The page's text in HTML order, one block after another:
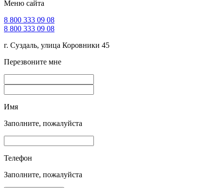
Меню сайта
8 800 333 09 08
8 800 333 09 08
г. Суздаль, улица Коровники 45
Перезвоните мне
Имя
Заполните, пожалуйста
Телефон
Заполните, пожалуйста